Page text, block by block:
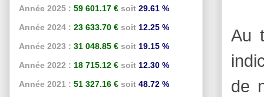
Au
de
Année 2025 : 59 601.17 € soit 29.61 %
Année 2024 : 23 633.70 € soit 12.25 %
Année 2023 : 31 048.85 € soit 19.15 %
Année 2022 : 18 715.12 € soit 12.30 %
Année 2021 : 51 327.16 € soit 48.72 %